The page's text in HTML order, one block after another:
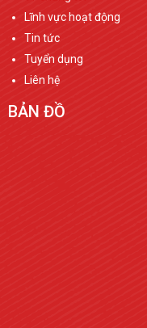
Lĩnh vực hoạt động
Tin tức
Tuyển dụng
Liên hệ
BẢN ĐỒ